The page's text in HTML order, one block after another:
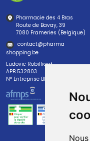
Pharmacie des 4 Bras
Route de Bavay, 39
7080 Frameries (Belgique)
contact@pharma
shopping.be
Ludovic Robilliard
APB 532803
N° Entreprise BE0447.382.113